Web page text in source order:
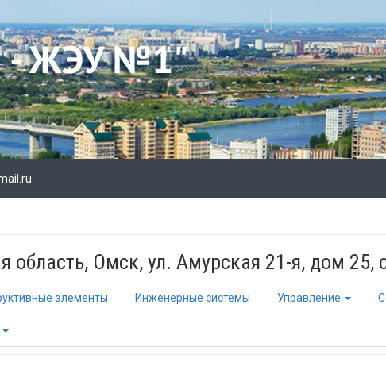
область, Омск, ул. Амурская 21-я, дом 25,
элементы Инженерные системы Управление